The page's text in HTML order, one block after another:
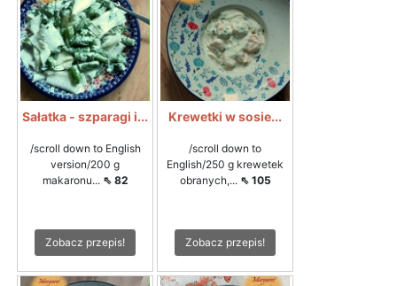
Sałatka - szparagi i...
/scroll down to English
version/200 g
makaronu... ⇖ 82
Zobacz przepis!
Krewetki w sosie...
/scroll down to
English/250 g krewetek
obranych,... ⇖ 105
Zobacz przepis!